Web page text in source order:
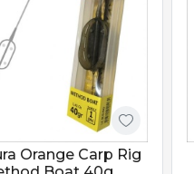
Orange Carp Rig